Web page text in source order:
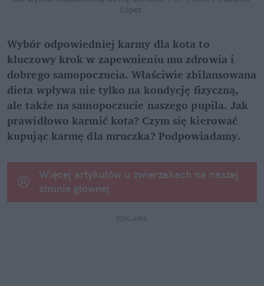
López
Wybór odpowiedniej karmy dla kota to
kluczowy krok w zapewnieniu mu zdrowia i
dobrego samopoczucia. Właściwie zbilansowana
dieta wpływa nie tylko na kondycję fizyczną,
ale także na samopoczucie naszego pupila. Jak
prawidłowo karmić kota? Czym się kierować
kupując karmę dla mruczka? Podpowiadamy.
Więcej artykułów u zwierzakach na naszej
stronie głównej
REKLAMA